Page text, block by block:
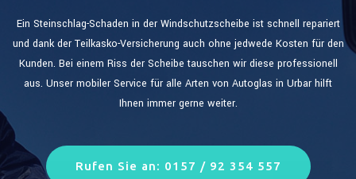
Ein Steinschlag-Schaden in der Windschutzscheibe ist schnell repariert
und dank der Teilkasko-Versicherung auch ohne jedwede Kosten für den
Kunden. Bei einem Riss der Scheibe tauschen wir diese professionell
aus. Unser mobiler Service für alle Arten von Autoglas in Urbar hilft
Ihnen immer gerne weiter.
Rufen Sie an: 0157 / 92 354 557